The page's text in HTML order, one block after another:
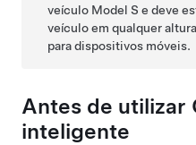
veículo Model S e deve
veículo em qualquer
para dispositivos móveis.
Antes de utilizar
inteligente